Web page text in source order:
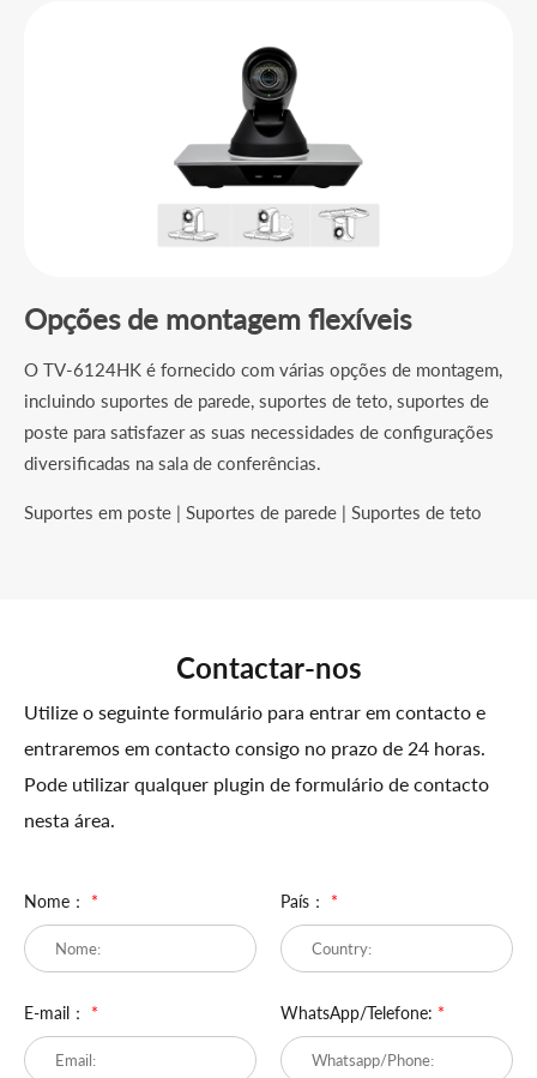
Opções de montagem flexíveis
O TV-6124HK é fornecido com várias opções de montagem,
incluindo suportes de parede, suportes de teto, suportes de
poste para satisfazer as suas necessidades de configurações
diversificadas na sala de conferências.
Suportes em poste | Suportes de parede | Suportes de teto
Contactar-nos
Utilize o seguinte formulário para entrar em contacto e
entraremos em contacto consigo no prazo de 24 horas.
Pode utilizar qualquer plugin de formulário de contacto
nesta área.
Nome： * País： *
E-mail： * WhatsApp/Telefone: *